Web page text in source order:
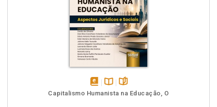
disponívelDisponível
páginas
Capitalismo Humanista na Educação, O